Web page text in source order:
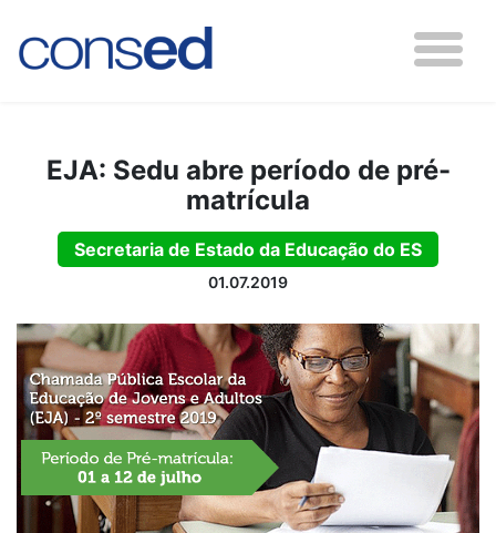
EJA: Sedu abre período de pré-
matrícula
Secretaria de Estado da Educação do ES
01.07.2019